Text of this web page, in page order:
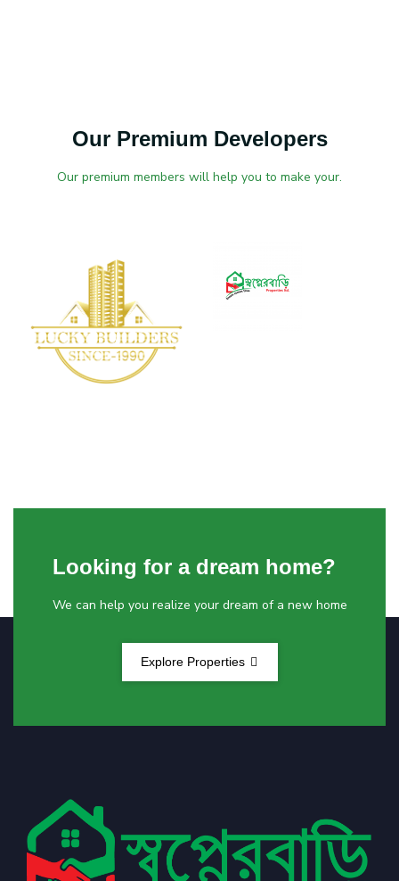
Our Premium Developers
Our premium members will help you to make your.
Looking for a dream home?
We can help you realize your dream of a new home
Explore Properties